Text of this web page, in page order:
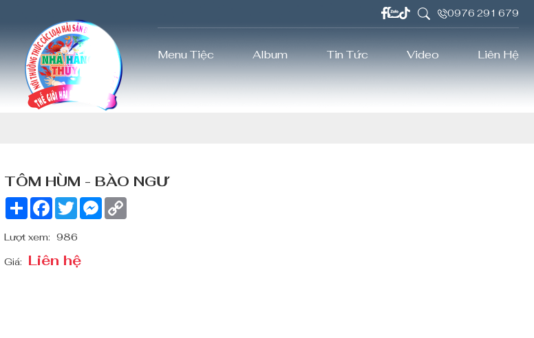
0976 291 679
Menu Tiệc Album Tin Tức Video Liên Hệ
TÔM HÙM - BÀO NGƯ
ShareFacebook
TwitterMessenger
Copy
Lượt xem: 986
Giá:
Liên hệ